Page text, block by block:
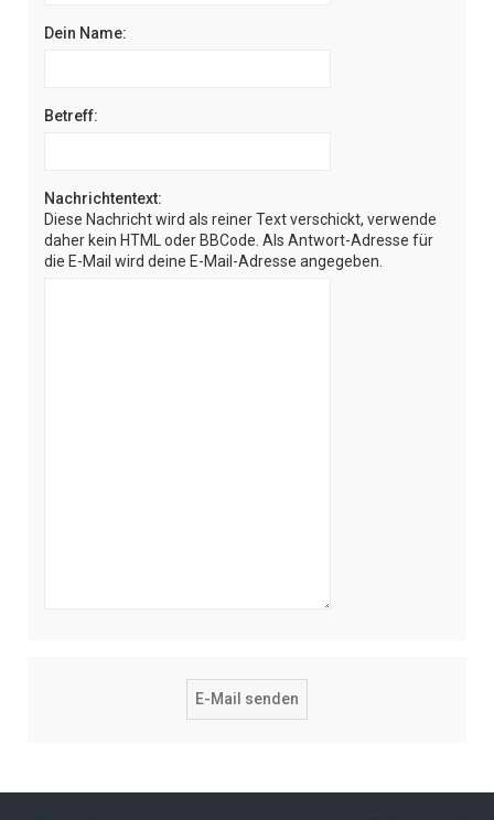
Dein Name:
Betreff:
Nachrichtentext:
Diese Nachricht wird als reiner Text verschickt, verwende
daher kein HTML oder BBCode. Als Antwort-Adresse für
die E-Mail wird deine E-Mail-Adresse angegeben.